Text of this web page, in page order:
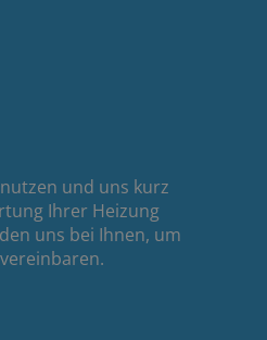
und uns kurz
Ihrer Heizung
uns bei Ihnen, um